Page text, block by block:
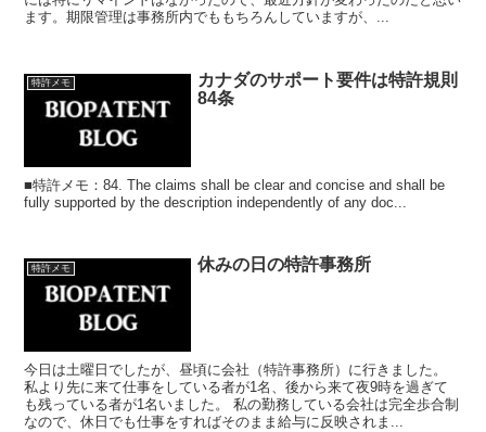
ます。期限管理は事務所内でももちろんしていますが、...
特許メモ
カナダのサポート要件は特許規則
84条
■特許メモ：84. The claims shall be clear and concise and shall be
fully supported by the description independently of any doc...
特許メモ 休みの日の特許事務所
今日は土曜日でしたが、昼頃に会社（特許事務所）に行きました。
私より先に来て仕事をしている者が1名、後から来て夜9時を過ぎて
も残っている者が1名いました。 私の勤務している会社は完全歩合制
なので、休日でも仕事をすればそのまま給与に反映されま...